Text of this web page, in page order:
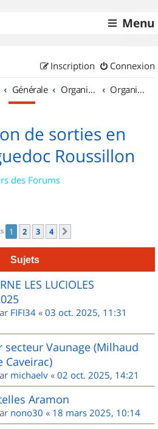
Menu
Connexion
Inscription
Générale Organisation de sorties & Recherche de partenaires Organisation de sorties en région Languedoc Roussillon
de sorties en
Roussillon
des Forums
1 2 3 4
Sujets
LES LUCIOLES
FIFI34 « 03 oct. 2025, 11:31
secteur Vaunage (Milhaud
Caveirac)
michaelv « 02 oct. 2025, 14:21
Aramon
nono30 « 18 mars 2025, 10:14